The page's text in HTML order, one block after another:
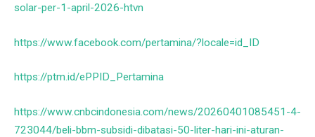
solar-per-1-april-2026-htvn
https://www.facebook.com/pertamina/?locale=id_ID
https://ptm.id/ePPID_Pertamina
https://www.cnbcindonesia.com/news/20260401085451-4-
723044/beli-bbm-subsidi-dibatasi-50-liter-hari-ini-aturan-